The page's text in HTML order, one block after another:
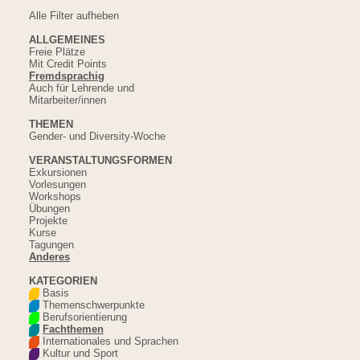
Alle Filter aufheben
ALLGEMEINES
Freie Plätze
Mit Credit Points
Fremdsprachig
Auch für Lehrende und
Mitarbeiter/innen
THEMEN
Gender- und Diversity-Woche
VERANSTALTUNGSFORMEN
Exkursionen
Vorlesungen
Workshops
Übungen
Projekte
Kurse
Tagungen
Anderes
KATEGORIEN
Basis
Themenschwerpunkte
Berufsorientierung
Fachthemen
Internationales und Sprachen
Kultur und Sport